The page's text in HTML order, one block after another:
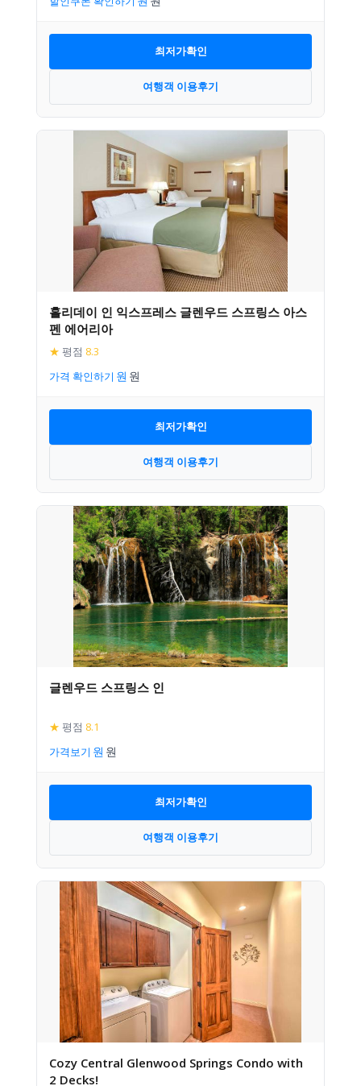
최저가확인
여행객 이용후기
홀리데이 인 익스프레스 글렌우드 스프링스 아스
펜 에어리아
★ 평점 8.3
가격 확인하기
최저가확인
여행객 이용후기
글렌우드 스프링스 인
★ 평점 8.1
가격보기
최저가확인
여행객 이용후기
Cozy Central Glenwood Springs Condo with
2 Decks!